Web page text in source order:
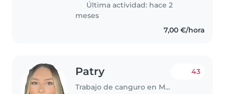
Última actividad: hace 2
meses
7,00 €/hora
Patry
Trabajo de canguro en Málaga
43